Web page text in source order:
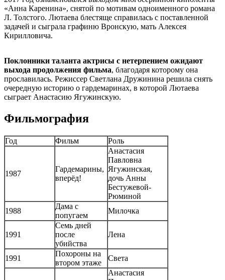
«Анна Каренина», снятой по мотивам одноименного романа
Л. Толстого. Лютаева блестяще справилась с поставленной
задачей и сыграла графиню Вронскую, мать Алексея
Кирилловича.
Поклонники таланта актрисы с нетерпением ожидают
выхода продолжения фильма, благодаря которому она
прославилась. Режиссер Светлана Дружинина решила снять
очередную историю о гардемаринах, в которой Лютаева
сыграет Анастасию Ягужинскую.
Фильмография
Год Фильм Роль
1987
Гардемарины,
вперёд!
Анастасия
Павловна
Ягужинская,
дочь Анны
Бестужевой-
Рюминой
1988
Дама с
попугаем
Милочка
1991
Семь дней
после
убийства
Лена
1991
Похороны на
втором этаже
Света
Анастасия